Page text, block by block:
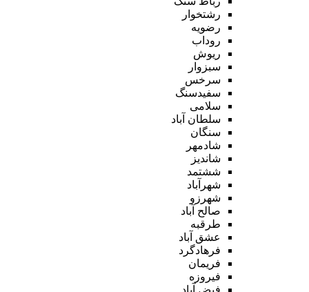
رشتخوار
رضویه
روداب
ریوش
سبزوار
سرخس
سفیدسنگ
سلامی
سلطان آباد
سنگان
شادمهر
شاندیز
ششتمد
شهرآباد
شهرزو
صالح آباد
طرقبه
عشق آباد
فرهادگرد
فریمان
فیروزه
فیض آباد